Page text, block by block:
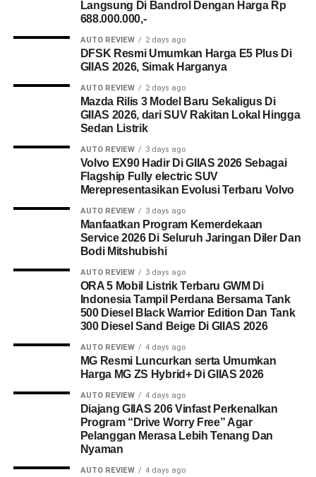
Langsung Di Bandrol Dengan Harga Rp
688.000.000,-
AUTO REVIEW 2 days ago
DFSK Resmi Umumkan Harga E5 Plus Di
GIIAS 2026, Simak Harganya
AUTO REVIEW 2 days ago
Mazda Rilis 3 Model Baru Sekaligus Di
GIIAS 2026, dari SUV Rakitan Lokal Hingga
Sedan Listrik
AUTO REVIEW 3 days ago
Volvo EX90 Hadir Di GIIAS 2026 Sebagai
Flagship Fully electric SUV
Merepresentasikan Evolusi Terbaru Volvo
AUTO REVIEW 3 days ago
Manfaatkan Program Kemerdekaan
Service 2026 Di Seluruh Jaringan Diler Dan
Bodi Mitshubishi
AUTO REVIEW 3 days ago
ORA 5 Mobil Listrik Terbaru GWM Di
Indonesia Tampil Perdana Bersama Tank
500 Diesel Black Warrior Edition Dan Tank
300 Diesel Sand Beige Di GIIAS 2026
AUTO REVIEW 4 days ago
MG Resmi Luncurkan serta Umumkan
Harga MG ZS Hybrid+ Di GIIAS 2026
AUTO REVIEW 4 days ago
Diajang GIIAS 206 Vinfast Perkenalkan
Program “Drive Worry Free” Agar
Pelanggan Merasa Lebih Tenang Dan
Nyaman
AUTO REVIEW 4 days ago